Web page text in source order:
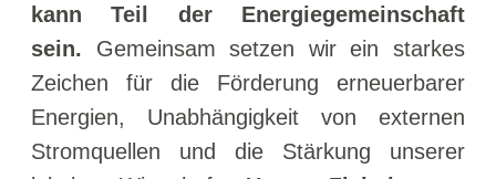
kann Teil der Energiegemeinschaft
sein. Gemeinsam setzen wir ein starkes
Zeichen für die Förderung erneuerbarer
Energien, Unabhängigkeit von externen
Stromquellen und die Stärkung unserer